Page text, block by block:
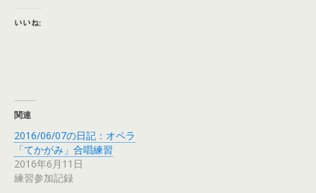
いいね:
関連
2016/06/07の日記：オペラ
「てかがみ」合唱練習
2016年6月11日
練習参加記録